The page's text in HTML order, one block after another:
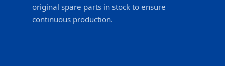
original spare parts in stock to ensure
continuous production.